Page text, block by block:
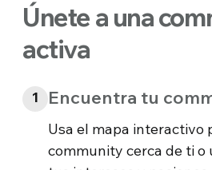
Únete a una
activa
1 Encuentra tu
Usa el mapa interactivo
community cerca de ti o